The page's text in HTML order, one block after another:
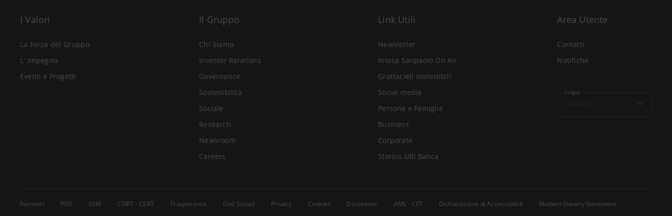
I Valori
La Forza del Gruppo
L' Impegno
Eventi e Progetti
Il Gruppo
Chi Siamo
Investor Relations
Governance
Sostenibilità
Sociale
Research
Newsroom
Careers
Link Utili
Newsletter
Intesa Sanpaolo On Air
Grattacieli sostenibili
Social media
Persone e Famiglie
Business
Corporate
Storico UBI Banca
Area Utente
Contatti
Notifiche
Lingua
Fornitori PSD SSM CSIRT - CERT Trasparenza Dati Sociali Privacy Cookies Disclaimer AML - CFT Dichiarazione di Accessibilità
Modern Slavery Statement